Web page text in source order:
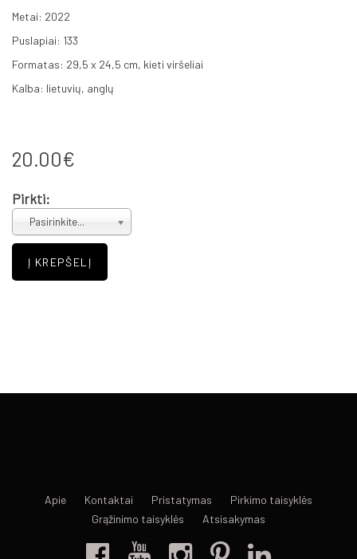
Metai: 2022
Puslapiai: 133
Formatas: 29,5 x 24,5 cm, kieti viršeliai
Kalba: lietuvių, anglų
20.00€
Pirkti:
Pasirinkite...
Apie Kontaktai Pristatymas
Pirkimo taisyklės
Grąžinimo taisyklės
Atsisakymas